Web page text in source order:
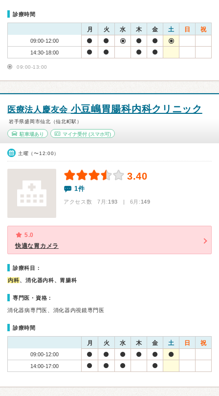
診療時間
月 火 水 木 金 土 日 祝
09:00-12:00
14:30-18:00
09:00-13:00
医療法人慶友会 小豆嶋胃腸科内科クリニック
岩手県盛岡市仙北（仙北町駅）
駐車場あり マイナ受付(スマホ可)
土曜（〜12:00）
3.40
1件
アクセス数 7月:193 | 6月:149
5.0
快適な胃カメラ
診療科目：
内科、消化器内科、胃腸科
専門医・資格：
消化器病専門医、消化器内視鏡専門医
診療時間
月 火 水 木 金 土 日 祝
09:00-12:00
14:00-17:00